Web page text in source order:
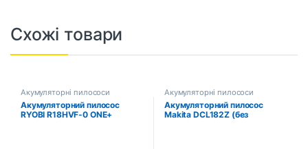
Схожі товари
Акумуляторні пилососи
Акумуляторний пилосос
RYOBI R18HVF-0 ONE+
Акумуляторні пилососи
Акумуляторний пилосос
Makita DCL182Z (без